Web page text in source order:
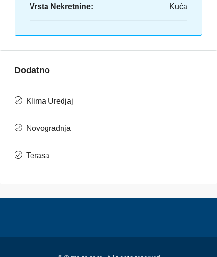
Vrsta Nekretnine: Kuća
Dodatno
Klima Uredjaj
Novogradnja
Terasa